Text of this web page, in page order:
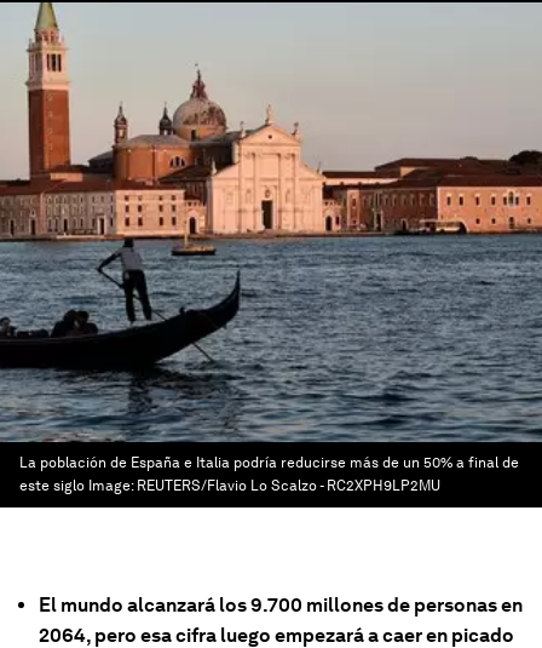
La población de España e Italia podría reducirse más de un 50% a final de
este siglo Image: REUTERS/Flavio Lo Scalzo - RC2XPH9LP2MU
El mundo alcanzará los 9.700 millones de personas en
2064, pero esa cifra luego empezará a caer en picado